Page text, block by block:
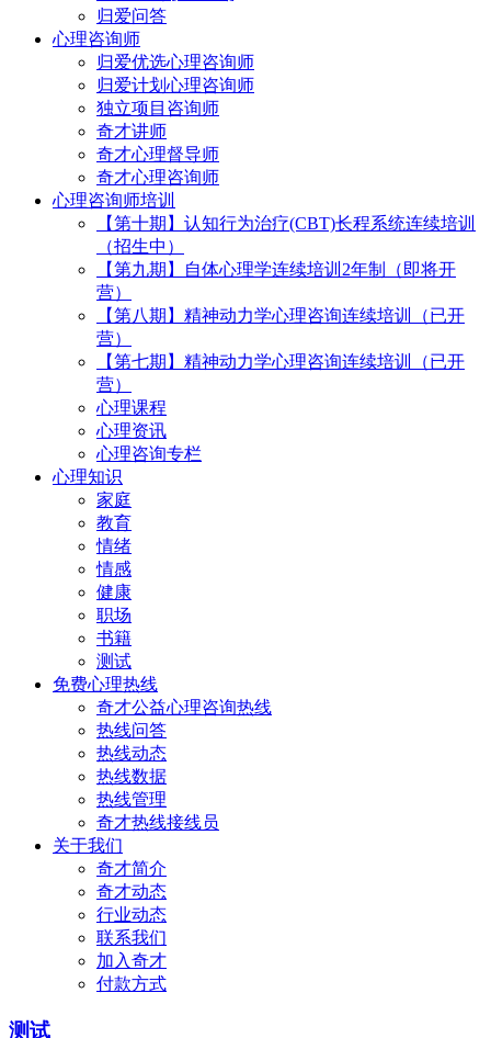
归爱问答
心理咨询师
归爱优选心理咨询师
归爱计划心理咨询师
独立项目咨询师
奇才讲师
奇才心理督导师
奇才心理咨询师
心理咨询师培训
【第十期】认知行为治疗(CBT)长程系统连续培训
（招生中）
【第九期】自体心理学连续培训2年制（即将开
营）
【第八期】精神动力学心理咨询连续培训（已开
营）
【第七期】精神动力学心理咨询连续培训（已开
营）
心理课程
心理资讯
心理咨询专栏
心理知识
家庭
教育
情绪
情感
健康
职场
书籍
测试
免费心理热线
奇才公益心理咨询热线
热线问答
热线动态
热线数据
热线管理
奇才热线接线员
关于我们
奇才简介
奇才动态
行业动态
联系我们
加入奇才
付款方式
测试